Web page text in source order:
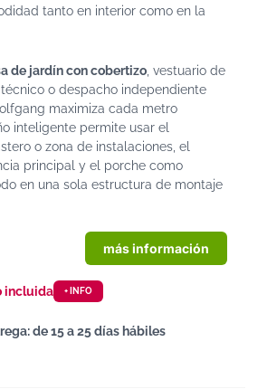
tanto en interior como en la
de jardín con cobertizo , vestuario de
o despacho independiente
maximiza cada metro
inteligente permite usar el
o zona de instalaciones, el
principal y el porche como
en una sola estructura de montaje
más información
incluida + INFO
de 15 a 25 días hábiles